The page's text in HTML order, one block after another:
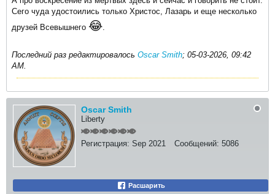
Сего чуда удостоились только Христос, Лазарь и еще несколько
друзей Всевышнего 😂
Последний раз редактировалось Oscar Smith; 05-03-2026, 09:42
AM
Oscar Smith
Liberty
Регистрация: Sep 2021 Сообщений: 5086
Расшарить